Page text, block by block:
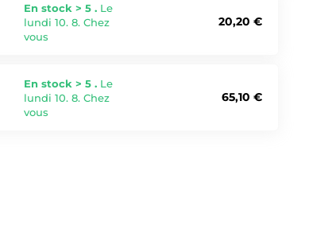
En stock > 5 . Le
lundi 10. 8. Chez
vous
20,20 €
En stock > 5 . Le
lundi 10. 8. Chez
vous
65,10 €